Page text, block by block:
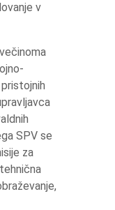
v
SPV se
za